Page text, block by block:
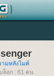
มหลังไมค์
ล็อก : 61 คน